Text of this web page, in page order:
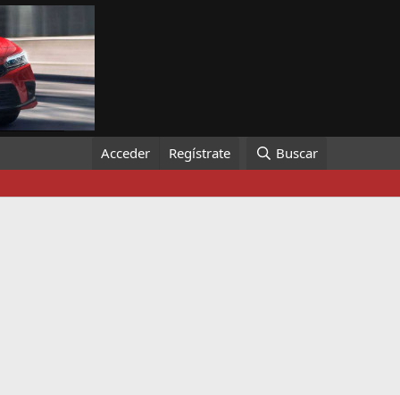
Acceder Regístrate Buscar